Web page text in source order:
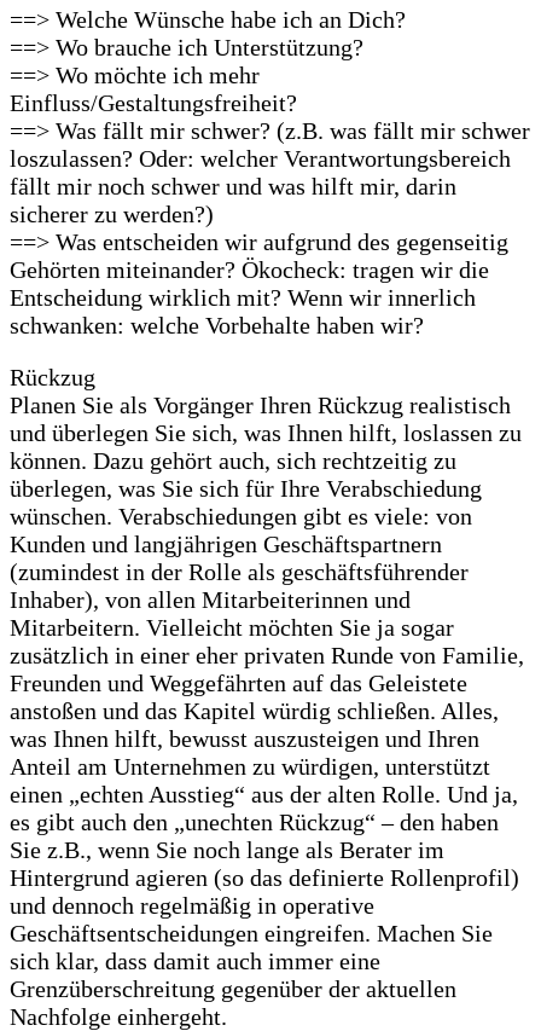
==> Welche Wünsche habe ich an Dich?
==> Wo brauche ich Unterstützung?
==> Wo möchte ich mehr
Einfluss/Gestaltungsfreiheit?
==> Was fällt mir schwer? (z.B. was fällt mir schwer
loszulassen? Oder: welcher Verantwortungsbereich
fällt mir noch schwer und was hilft mir, darin
sicherer zu werden?)
==> Was entscheiden wir aufgrund des gegenseitig
Gehörten miteinander? Ökocheck: tragen wir die
Entscheidung wirklich mit? Wenn wir innerlich
schwanken: welche Vorbehalte haben wir?
Rückzug
Planen Sie als Vorgänger Ihren Rückzug realistisch
und überlegen Sie sich, was Ihnen hilft, loslassen zu
können. Dazu gehört auch, sich rechtzeitig zu
überlegen, was Sie sich für Ihre Verabschiedung
wünschen. Verabschiedungen gibt es viele: von
Kunden und langjährigen Geschäftspartnern
(zumindest in der Rolle als geschäftsführender
Inhaber), von allen Mitarbeiterinnen und
Mitarbeitern. Vielleicht möchten Sie ja sogar
zusätzlich in einer eher privaten Runde von Familie,
Freunden und Weggefährten auf das Geleistete
anstoßen und das Kapitel würdig schließen. Alles,
was Ihnen hilft, bewusst auszusteigen und Ihren
Anteil am Unternehmen zu würdigen, unterstützt
einen „echten Ausstieg“ aus der alten Rolle. Und ja,
es gibt auch den „unechten Rückzug“ – den haben
Sie z.B., wenn Sie noch lange als Berater im
Hintergrund agieren (so das definierte Rollenprofil)
und dennoch regelmäßig in operative
Geschäftsentscheidungen eingreifen. Machen Sie
sich klar, dass damit auch immer eine
Grenzüberschreitung gegenüber der aktuellen
Nachfolge einhergeht.